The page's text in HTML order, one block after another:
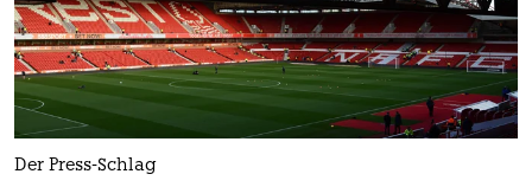
Der Press-Schlag